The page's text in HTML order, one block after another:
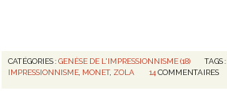
CATÉGORIES :GENÈSE DE L'IMPRESSIONNISME (18) TAGS :
IMPRESSIONNISME, MONET, ZOLA 14 COMMENTAIRES